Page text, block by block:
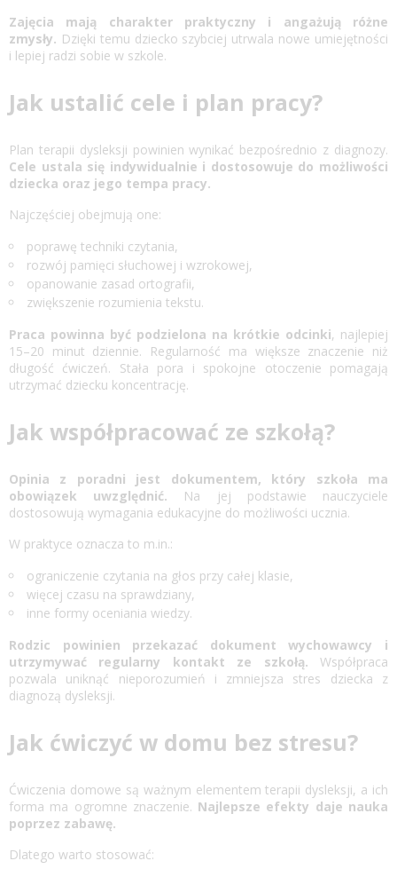
Zajęcia mają charakter praktyczny i angażują różne
zmysły. Dzięki temu dziecko szybciej utrwala nowe umiejętności
i lepiej radzi sobie w szkole.
Jak ustalić cele i plan pracy?
Plan terapii dysleksji powinien wynikać bezpośrednio z diagnozy.
Cele ustala się indywidualnie i dostosowuje do możliwości
dziecka oraz jego tempa pracy.
Najczęściej obejmują one:
poprawę techniki czytania,
rozwój pamięci słuchowej i wzrokowej,
opanowanie zasad ortografii,
zwiększenie rozumienia tekstu.
Praca powinna być podzielona na krótkie odcinki, najlepiej
15–20 minut dziennie. Regularność ma większe znaczenie niż
długość ćwiczeń. Stała pora i spokojne otoczenie pomagają
utrzymać dziecku koncentrację.
Jak współpracować ze szkołą?
Opinia z poradni jest dokumentem, który szkoła ma
obowiązek uwzględnić. Na jej podstawie nauczyciele
dostosowują wymagania edukacyjne do możliwości ucznia.
W praktyce oznacza to m.in.:
ograniczenie czytania na głos przy całej klasie,
więcej czasu na sprawdziany,
inne formy oceniania wiedzy.
Rodzic powinien przekazać dokument wychowawcy i
utrzymywać regularny kontakt ze szkołą. Współpraca
pozwala uniknąć nieporozumień i zmniejsza stres dziecka z
diagnozą dysleksji.
Jak ćwiczyć w domu bez stresu?
Ćwiczenia domowe są ważnym elementem terapii dysleksji, a ich
forma ma ogromne znaczenie. Najlepsze efekty daje nauka
poprzez zabawę.
Dlatego warto stosować: